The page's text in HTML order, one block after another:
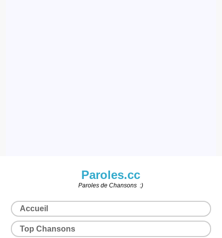
Paroles.cc
Paroles de Chansons :)
Accueil
Top Chansons